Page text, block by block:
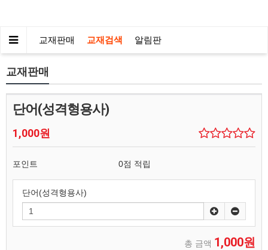
교재판매 교재검색 알림판
교재판매
단어(성격형용사)
1,000원
포인트 0점 적립
단어(성격형용사)
총 금액 1,000원